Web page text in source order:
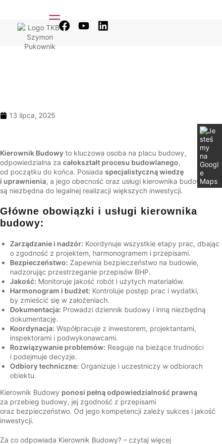
13 lipca, 2025
Kierownik Budowy to kluczowa osoba na placu budowy,
odpowiedzialna za całokształt procesu budowlanego,
od początku do końca. Posiada specjalistyczną wiedzę
i uprawnienia, a jego obecność oraz usługi kierownika budowy
są niezbędna do legalnej realizacji większych inwestycji.
Główne obowiązki i usługi kierownika
budowy:
Zarządzanie i nadzór: Koordynuje wszystkie etapy prac, dbając
o zgodność z projektem, harmonogramem i przepisami.
Bezpieczeństwo: Zapewnia bezpieczeństwo na budowie,
nadzorując przestrzeganie przepisów BHP.
Jakość: Monitoruje jakość robót i użytych materiałów.
Harmonogram i budżet: Kontroluje postęp prac i wydatki,
by zmieścić się w założeniach.
Dokumentacja: Prowadzi dziennik budowy i inną niezbędną
dokumentację.
Koordynacja: Współpracuje z inwestorem, projektantami,
inspektorami i podwykonawcami.
Rozwiązywanie problemów: Reaguje na bieżące trudności
i podejmuje decyzje.
Odbiory techniczne: Organizuje i uczestniczy w odbiorach
obiektu.
Kierownik Budowy ponosi pełną odpowiedzialność prawną
za przebieg budowy, jej zgodność z przepisami
oraz bezpieczeństwo. Od jego kompetencji zależy sukces i jakość
inwestycji.
Za co odpowiada Kierownik Budowy? – czytaj więcej